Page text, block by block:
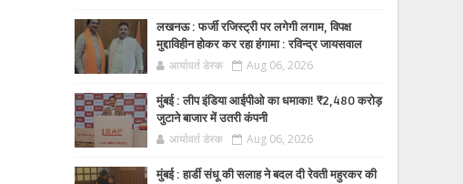
लखनऊ : फर्जी रजिस्ट्री पर लगेगी लगाम, विपक्ष
मुद्दाविहीन होकर कर रहा हंगामा : रविन्द्र जायसवाल
आर्यावर्त डेस्क Aug 06, 2026
मुंबई : लीप इंडिया आईपीओ का धमाका! ₹2,480 करोड़
जुटाने बाजार में उतरी कंपनी
आर्यावर्त डेस्क Aug 06, 2026
मुंबई : हार्डी संधू की सलाह ने बदल दी रेवती महुरकर की